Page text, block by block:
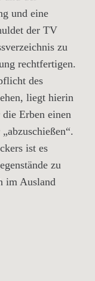
und eine
der TV
zu
rechtfertigen.
des
liegt hierin
Erben einen
ist es
zu
im Ausland